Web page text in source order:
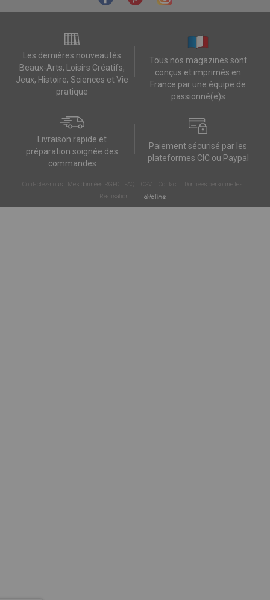
Les dernières nouveautés
Beaux-Arts, Loisirs Créatifs,
Jeux, Histoire, Sciences et Vie
pratique
Tous nos magazines sont
conçus et imprimés en
France par une équipe de
passionné(e)s
Livraison rapide et
préparation soignée des
commandes
Paiement sécurisé par les
plateformes CIC ou Paypal
Contactez-nous Mes données RGPD FAQ CGV Contact
Données personnelles
Réalisation :